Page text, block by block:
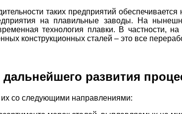
таких предприятий
на плавильные заводы. На
технология плавки. В частности, на
конструкционных сталей – это все
развития
со следующими направлениями: